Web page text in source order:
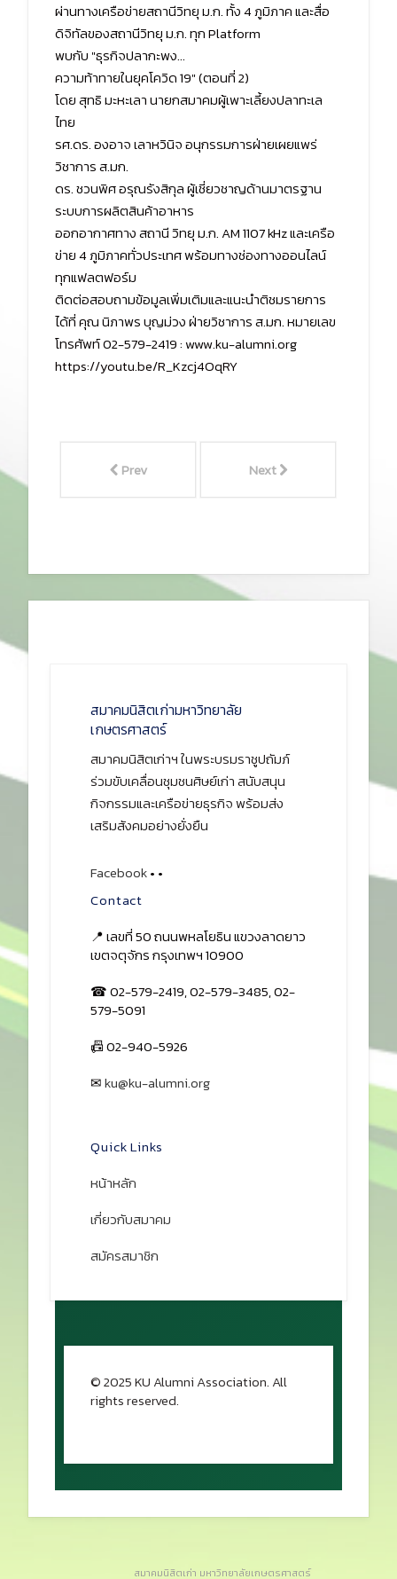
ผ่านทางเครือข่ายสถานีวิทยุ ม.ก. ทั้ง 4 ภูมิภาค และสื่อ
ดิจิทัลของสถานีวิทยุ ม.ก. ทุก Platform
พบกับ "ธุรกิจปลากะพง...
ความท้าทายในยุคโควิด 19" (ตอนที่ 2)
โดย สุทธิ มะหะเลา นายกสมาคมผู้เพาะเลี้ยงปลาทะเล
ไทย
รศ.ดร. องอาจ เลาหวินิจ อนุกรรมการฝ่ายเผยแพร่
วิชาการ ส.มก.
ดร. ชวนพิศ อรุณรังสิกุล ผู้เชี่ยวชาญด้านมาตรฐาน
ระบบการผลิตสินค้าอาหาร
ออกอากาศทาง สถานี วิทยุ ม.ก. AM 1107 kHz และเครือ
ข่าย 4 ภูมิภาคทั่วประเทศ พร้อมทางช่องทางออนไลน์
ทุกแฟลตฟอร์ม
ติดต่อสอบถามข้อมูลเพิ่มเติมและแนะนำติชมรายการ
ได้ที่ คุณ นิภาพร บุญม่วง ฝ่ายวิชาการ ส.มก. หมายเลข
โทรศัพท์ 02-579-2419 : www.ku-alumni.org
https://youtu.be/R_Kzcj4OqRY
Prev Next
สมาคมนิสิตเก่ามหาวิทยาลัย
เกษตรศาสตร์
สมาคมนิสิตเก่าฯ ในพระบรมราชูปถัมภ์
ร่วมขับเคลื่อนชุมชนศิษย์เก่า สนับสนุน
กิจกรรมและเครือข่ายธุรกิจ พร้อมส่ง
เสริมสังคมอย่างยั่งยืน
Facebook• •
Contact
📍 เลขที่ 50 ถนนพหลโยธิน แขวงลาดยาว
เขตจตุจักร กรุงเทพฯ 10900
☎ 02-579-2419, 02-579-3485, 02-
579-5091
📠 02-940-5926
✉ku@ku-alumni.org
Quick Links
หน้าหลัก
เกี่ยวกับสมาคม
สมัครสมาชิก
© 2025 KU Alumni Association. All
rights reserved.
สมาคมนิสิตเก่า มหาวิทยาลัยเกษตรศาสตร์